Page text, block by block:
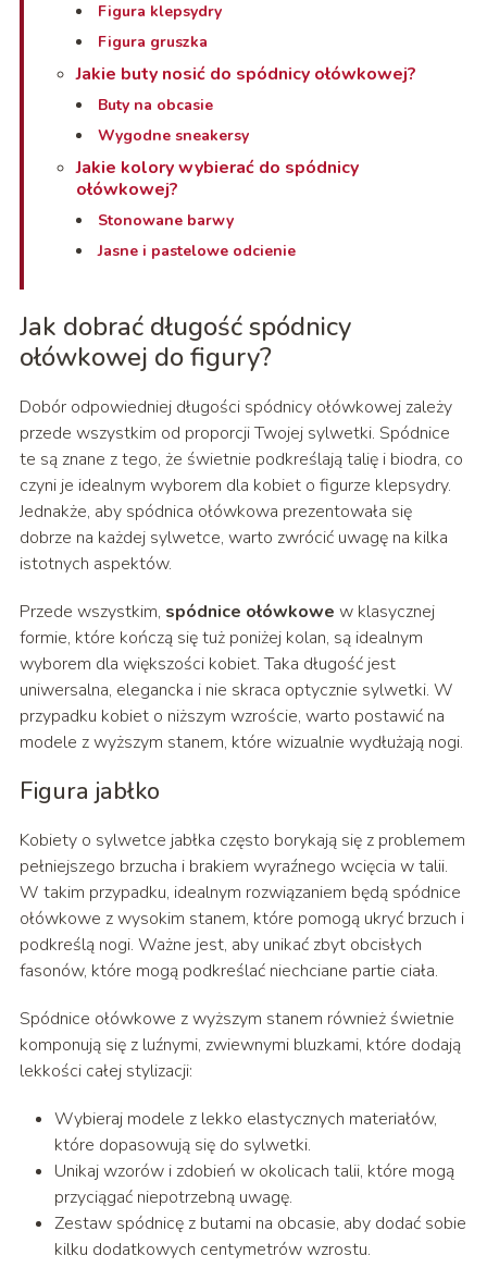
Figura klepsydry
Figura gruszka
Jakie buty nosić do spódnicy ołówkowej?
Buty na obcasie
Wygodne sneakersy
Jakie kolory wybierać do spódnicy
ołówkowej?
Stonowane barwy
Jasne i pastelowe odcienie
Jak dobrać długość spódnicy
ołówkowej do figury?
Dobór odpowiedniej długości spódnicy ołówkowej zależy
przede wszystkim od proporcji Twojej sylwetki. Spódnice
te są znane z tego, że świetnie podkreślają talię i biodra, co
czyni je idealnym wyborem dla kobiet o figurze klepsydry.
Jednakże, aby spódnica ołówkowa prezentowała się
dobrze na każdej sylwetce, warto zwrócić uwagę na kilka
istotnych aspektów.
Przede wszystkim, spódnice ołówkowe w klasycznej
formie, które kończą się tuż poniżej kolan, są idealnym
wyborem dla większości kobiet. Taka długość jest
uniwersalna, elegancka i nie skraca optycznie sylwetki. W
przypadku kobiet o niższym wzroście, warto postawić na
modele z wyższym stanem, które wizualnie wydłużają nogi.
Figura jabłko
Kobiety o sylwetce jabłka często borykają się z problemem
pełniejszego brzucha i brakiem wyraźnego wcięcia w talii.
W takim przypadku, idealnym rozwiązaniem będą spódnice
ołówkowe z wysokim stanem, które pomogą ukryć brzuch i
podkreślą nogi. Ważne jest, aby unikać zbyt obcisłych
fasonów, które mogą podkreślać niechciane partie ciała.
Spódnice ołówkowe z wyższym stanem również świetnie
komponują się z luźnymi, zwiewnymi bluzkami, które dodają
lekkości całej stylizacji:
Wybieraj modele z lekko elastycznych materiałów,
które dopasowują się do sylwetki.
Unikaj wzorów i zdobień w okolicach talii, które mogą
przyciągać niepotrzebną uwagę.
Zestaw spódnicę z butami na obcasie, aby dodać sobie
kilku dodatkowych centymetrów wzrostu.